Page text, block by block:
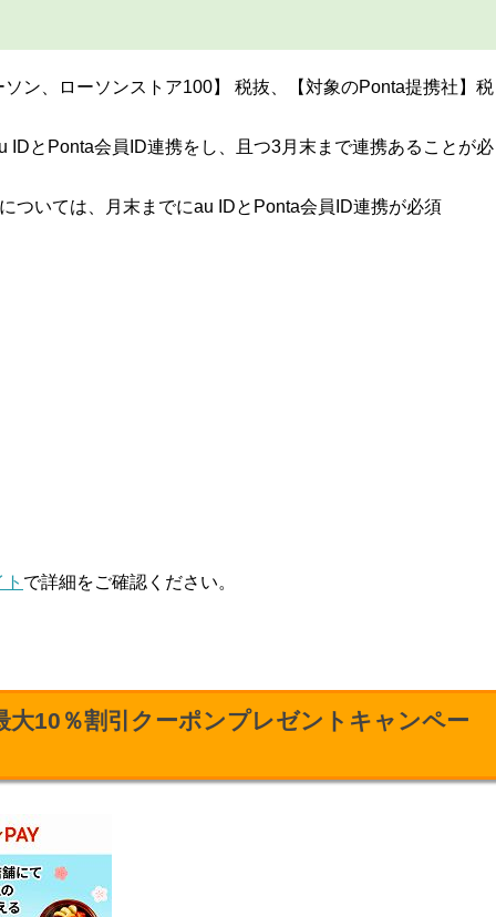
ン、ローソンストア100】 税抜、【対象のPonta提携社】税
とPonta会員ID連携をし、且つ3月末まで連携あることが必
ついては、月末までにau IDとPonta会員ID連携が必須
で詳細をご確認ください。
大10％割引クーポンプレゼントキャンペー